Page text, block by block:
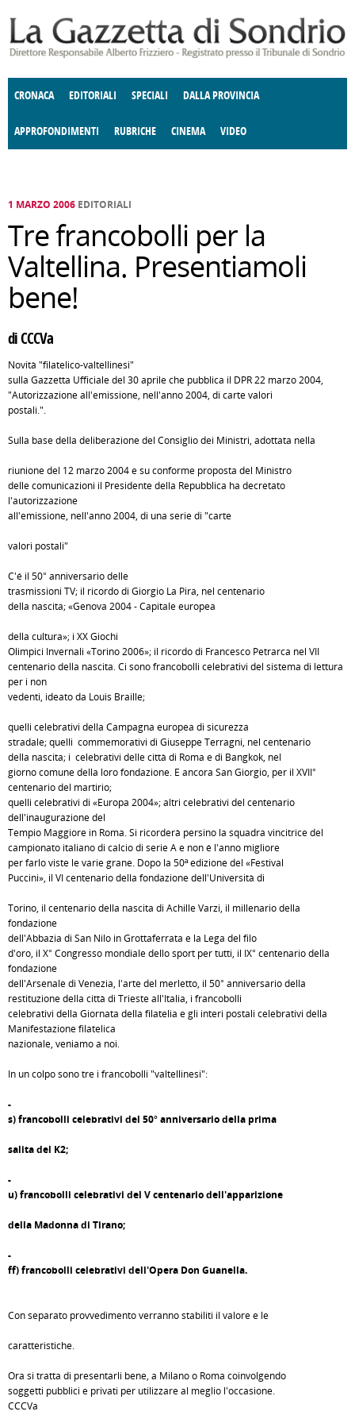
CRONACA EDITORIALI SPECIALI DALLA PROVINCIA
APPROFONDIMENTI
E SPETTACOLI POLITICA
RUBRICHE
DELLE IDEE FATTI DELLO SPIRITO
CINEMA VIDEO
1 MARZO 2006 EDITORIALI
Tre francobolli per la
Valtellina. Presentiamoli
bene!
di CCCVa
Novità "filatelico-valtellinesi"
sulla Gazzetta Ufficiale del 30 aprile che pubblica il DPR 22 marzo 2004,
"Autorizzazione all'emissione, nell'anno 2004, di carte valori
postali.".
Sulla base della deliberazione del Consiglio dei Ministri, adottata nella
riunione del 12 marzo 2004 e su conforme proposta del Ministro
delle comunicazioni il Presidente della Repubblica ha decretato
l'autorizzazione
all'emissione, nell'anno 2004, di una serie di "carte
valori postali"
C'é il 50° anniversario delle
trasmissioni TV; il ricordo di Giorgio La Pira, nel centenario
della nascita; «Genova 2004 - Capitale europea
della cultura»; i XX Giochi
Olimpici Invernali «Torino 2006»; il ricordo di Francesco Petrarca nel VII
centenario della nascita. Ci sono francobolli celebrativi del sistema di lettura
per i non
vedenti, ideato da Louis Braille;
quelli celebrativi della Campagna europea di sicurezza
stradale; quelli commemorativi di Giuseppe Terragni, nel centenario
della nascita; i celebrativi delle città di Roma e di Bangkok, nel
giorno comune della loro fondazione. E ancora San Giorgio, per il XVII°
centenario del martirio;
quelli celebrativi di «Europa 2004»; altri celebrativi del centenario
dell'inaugurazione del
Tempio Maggiore in Roma. Si ricorderà persino la squadra vincitrice del
campionato italiano di calcio di serie A e non é l'anno migliore
per farlo viste le varie grane. Dopo la 50ª edizione del «Festival
Puccini», il VI centenario della fondazione dell'Università di
Torino, il centenario della nascita di Achille Varzi, il millenario della
fondazione
dell'Abbazia di San Nilo in Grottaferrata e la Lega del filo
d'oro, il X° Congresso mondiale dello sport per tutti, il IX° centenario della
fondazione
dell'Arsenale di Venezia, l'arte del merletto, il 50° anniversario della
restituzione della città di Trieste all'Italia, i francobolli
celebrativi della Giornata della filatelia e gli interi postali celebrativi della
Manifestazione filatelica
nazionale, veniamo a noi.
In un colpo sono tre i francobolli "valtellinesi":
-
s) francobolli celebrativi del 50° anniversario della prima
salita del K2;
-
u) francobolli celebrativi del V centenario dell'apparizione
della Madonna di Tirano;
-
ff) francobolli celebrativi dell'Opera Don Guanella.
Con separato provvedimento verranno stabiliti il valore e le
caratteristiche.
Ora si tratta di presentarli bene, a Milano o Roma coinvolgendo
soggetti pubblici e privati per utilizzare al meglio l'occasione.
CCCVa